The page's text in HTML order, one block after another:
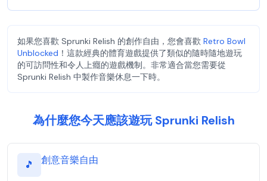
如果您喜歡 Sprunki Relish 的創作自由，您會喜歡 Retro Bowl
Unblocked ！這款經典的體育遊戲提供了類似的隨時隨地遊玩
的可訪問性和令人上癮的遊戲機制。非常適合當您需要從
Sprunki Relish 中製作音樂休息一下時。
為什麼您今天應該遊玩 Sprunki Relish
🎵 創意音樂自由